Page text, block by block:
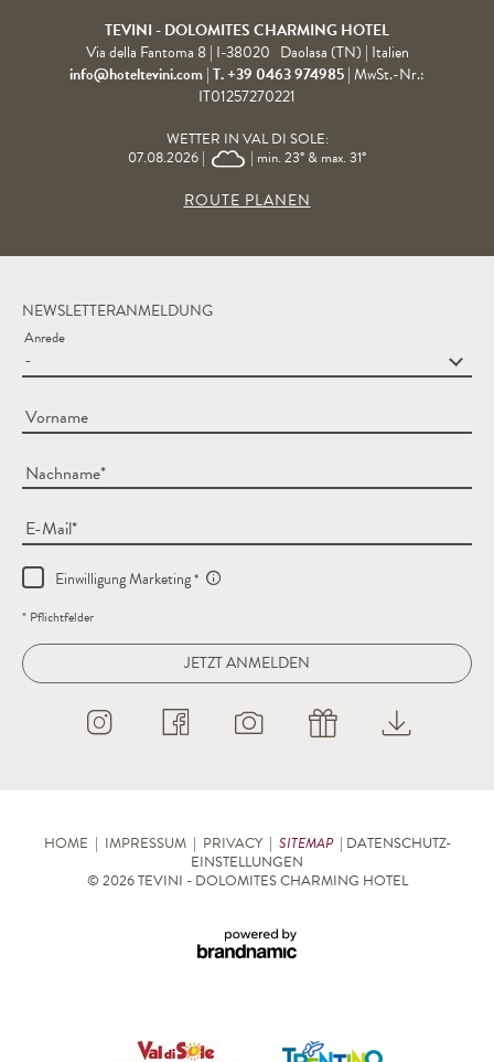
TEVINI - DOLOMITES CHARMING HOTEL
Via della Fantoma 8 | I-38020 Daolasa (TN) | Italien
info@hoteltevini.com|T. +39 0463 974985|MwSt.-Nr.:
IT01257270221
WETTER IN VAL DI SOLE:
07.08.2026 |
| min. 23° & max. 31°
ROUTE PLANEN
NEWSLETTERANMELDUNG
Anrede
Vorname
Nachname
E-Mail
Einwilligung Marketing
* Pflichtfelder
JETZT ANMELDEN
HOME | IMPRESSUM| PRIVACY| SITEMAP| DATENSCHUTZ-
EINSTELLUNGEN
© 2026 TEVINI - DOLOMITES CHARMING HOTEL